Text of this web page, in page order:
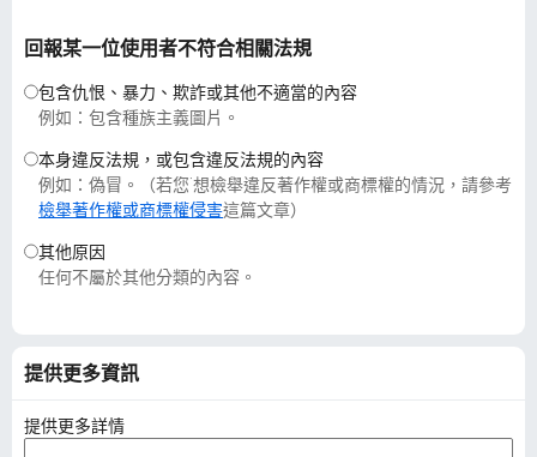
件
回報某一位使用者不符合相關法規
包含仇恨、暴力、欺詐或其他不適當的內容
例如：包含種族主義圖片。
本身違反法規，或包含違反法規的內容
例如：偽冒。（若您˙想檢舉違反著作權或商標權的情況，請參考
檢舉著作權或商標權侵害這篇文章）
其他原因
任何不屬於其他分類的內容。
提供更多資訊
提供更多詳情